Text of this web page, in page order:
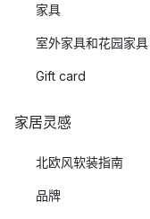
家具
室外家具和花园家具
Gift card
家居灵感
北欧风软装指南
品牌